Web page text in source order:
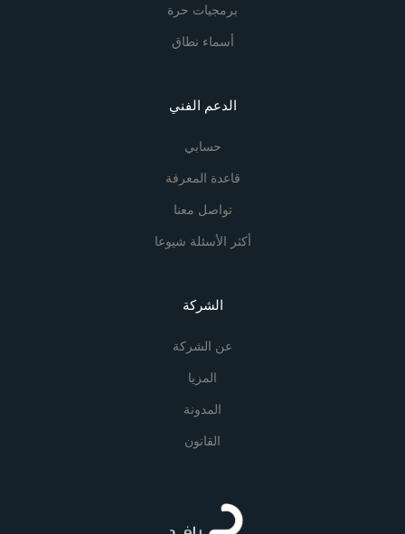
برمجيات حرة
أسماء نطاق
الدعم الفني
حسابي
قاعدة المعرفة
تواصل معنا
أكثر الأسئلة شيوعا
الشركة
عن الشركة
المزيا
المدونة
القانون